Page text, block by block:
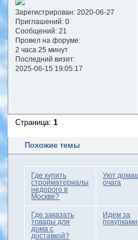
Зарегистрирован: 2020-06-27
Приглашений:0
Сообщений:21
Провел на форуме:
2 часа 25 минут
Последний визит:
2025-06-15 19:05:17
Страница:1
Похожие темы
Где купить
стройматериалы
недорого в
Москве?
Уют
очага
Где заказать
товары для
дома с
доставкой?
Идем за
покупками